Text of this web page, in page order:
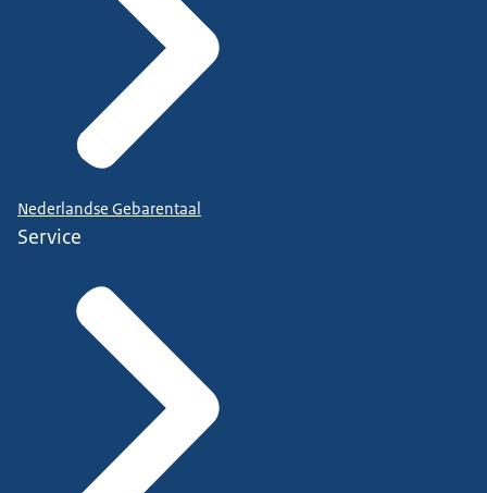
Nederlandse Gebarentaal
Service